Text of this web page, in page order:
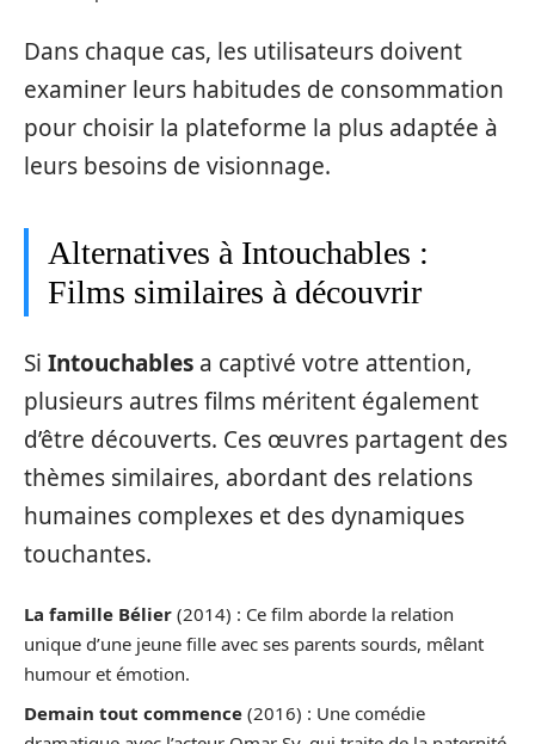
Dans chaque cas, les utilisateurs doivent
examiner leurs habitudes de consommation
pour choisir la plateforme la plus adaptée à
leurs besoins de visionnage.
Alternatives à Intouchables :
Films similaires à découvrir
Si Intouchables a captivé votre attention,
plusieurs autres films méritent également
d’être découverts. Ces œuvres partagent des
thèmes similaires, abordant des relations
humaines complexes et des dynamiques
touchantes.
La famille Bélier (2014) : Ce film aborde la relation
unique d’une jeune fille avec ses parents sourds, mêlant
humour et émotion.
Demain tout commence (2016) : Une comédie